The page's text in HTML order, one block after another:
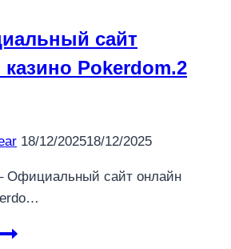
сайт
Pokerdom.2
18/12/202518/12/2025
Официальный сайт онлайн